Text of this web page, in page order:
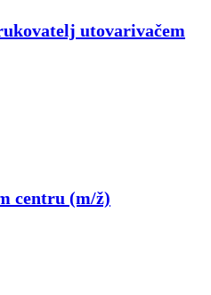
utovarivačem
centru (m/ž)